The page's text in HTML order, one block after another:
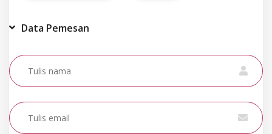
Data Pemesan